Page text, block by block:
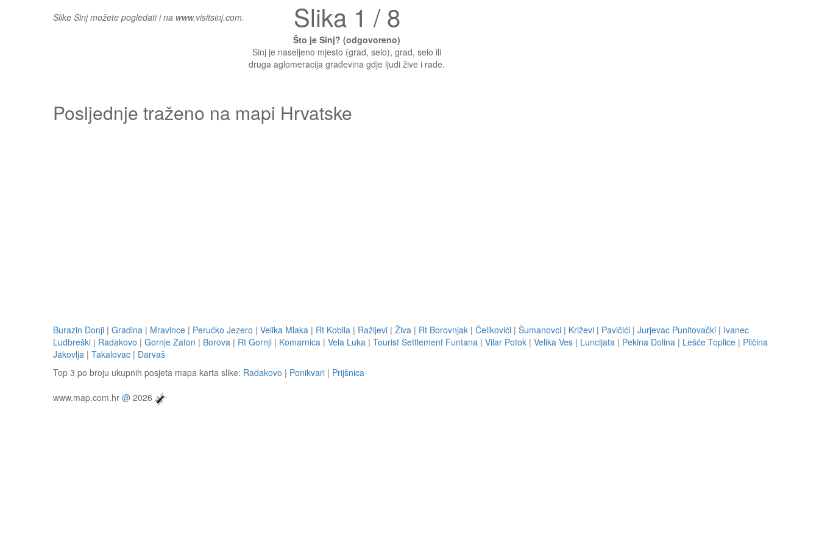
Slike Sinj možete pogledati i na www.visitsinj.com. Slika 1 / 8
Što je Sinj? (odgovoreno)
Sinj je naseljeno mjesto (grad, selo), grad, selo ili
druga aglomeracija građevina gdje ljudi žive i rade.
Posljednje traženo na mapi Hrvatske
Burazin Donji | Gradina | Mravince | Perućko Jezero | Velika Mlaka | Rt Kobila | Ražljevi | Živa | Rt Borovnjak | Čelikovići | Šumanovci | Križevi | Pavičići | Jurjevac Punitovački | Ivanec
Ludbreški | Radakovo | Gornje Zaton | Borova | Rt Gornji | Komarnica | Vela Luka | Tourist Settlement Funtana | Vilar Potok | Velika Ves | Luncijata | Pekina Dolina | Lešće Toplice | Pličina
Jakovlja | Takalovac | Darvaš
Top 3 po broju ukupnih posjeta mapa karta slike: Radakovo | Ponikvari | Prijšnica
www.map.com.hr @ 2026